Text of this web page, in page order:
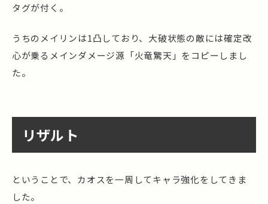
タグが付く。
うちのメイリンは1凸しており、大破状態の敵には確定改
心が乗るメインダメージ源「火竜驚天」をコピーしまし
た。
リザルト
ということで、カオスを一周してキャラ強化をしてきま
した。